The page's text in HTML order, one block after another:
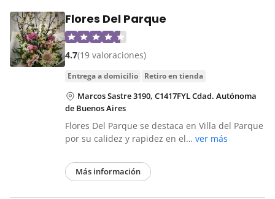
Flores Del Parque
4.7(19 valoraciones)
entrega a domicilio retiro en tienda
Marcos Sastre 3190, C1417FYL Cdad. Autónoma
de Buenos Aires
Flores Del Parque se destaca en Villa del Parque
por su calidez y rapidez en el… ver más
Más información